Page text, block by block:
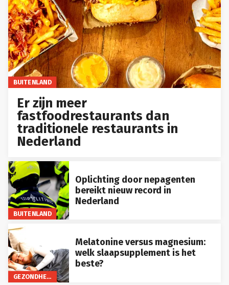
BUITENLAND
Er zijn meer
fastfoodrestaurants dan
traditionele restaurants in
Nederland
BUITENLAND
Oplichting door nepagenten
bereikt nieuw record in
Nederland
GEZONDHEID
Melatonine versus magnesium:
welk slaapsupplement is het
beste?